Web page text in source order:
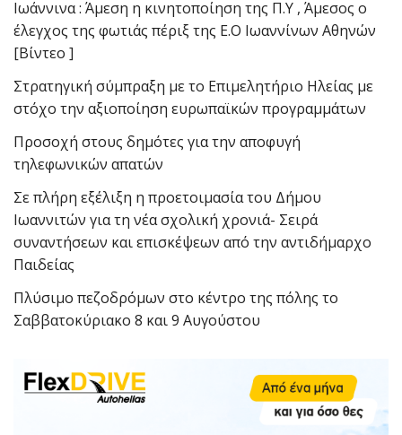
Ιωάννινα : Άμεση η κινητοποίηση της Π.Υ , Άμεσος ο
έλεγχος της φωτιάς πέριξ της Ε.Ο Ιωαννίνων Αθηνών
[Βίντεο ]
Στρατηγική σύμπραξη με το Επιμελητήριο Ηλείας με
στόχο την αξιοποίηση ευρωπαϊκών προγραμμάτων
Προσοχή στους δημότες για την αποφυγή
τηλεφωνικών απατών
Σε πλήρη εξέλιξη η προετοιμασία του Δήμου
Ιωαννιτών για τη νέα σχολική χρονιά- Σειρά
συναντήσεων και επισκέψεων από την αντιδήμαρχο
Παιδείας
Πλύσιμο πεζοδρόμων στο κέντρο της πόλης το
Σαββατοκύριακο 8 και 9 Αυγούστου